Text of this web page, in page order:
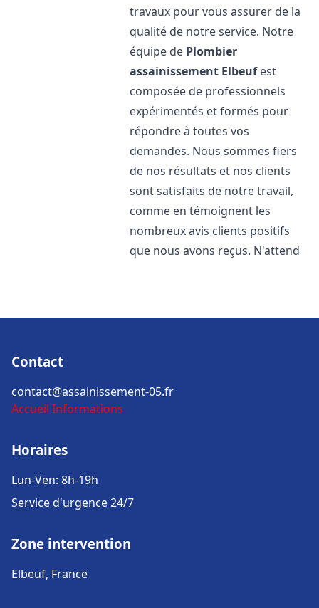
travaux pour vous assurer de la
qualité de notre service. Notre
équipe de Plombier
assainissement Elbeufest
composée de professionnels
expérimentés et formés pour
répondre à toutes vos
demandes. Nous sommes fiers
de nos résultats et nos clients
sont satisfaits de notre travail,
comme en témoignent les
nombreux avis clients positifs
que nous avons reçus. N'attend
Contact
contact@assainissement-05.fr
Accueil Informations
Horaires
Lun-Ven: 8h-19h
Service d'urgence 24/7
Zone intervention
Elbeuf, France